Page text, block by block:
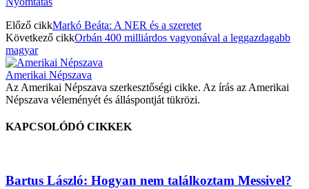
Előző cikkMarkó Beáta: A NER és a szeretet
Következő cikkOrbán 400 milliárdos vagyonával a leggazdagabb
magyar
Amerikai Népszava
Az Amerikai Népszava szerkesztőségi cikke. Az írás az Amerikai
Népszava véleményét és álláspontját tükrözi.
KAPCSOLÓDÓ CIKKEK
Bartus László: Hogyan nem találkoztam Messivel?